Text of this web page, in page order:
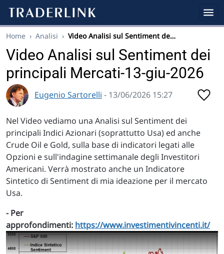
Home › Analisi › Video Analisi sul Sentiment de…
Video Analisi sul Sentiment dei
principali Mercati-13-giu-2026
Eugenio Sartorelli - 13/06/2026 15:27
Nel Video vediamo una Analisi sul Sentiment dei
principali Indici Azionari (soprattutto Usa) ed anche
Crude Oil e Gold, sulla base di indicatori legati alle
Opzioni e sull'indagine settimanale degli Investitori
Americani. Verrà mostrato anche un Indicatore
Sintetico di Sentiment di mia ideazione per il mercato
Usa.
- Per
approfondimenti: https://www.investimentivincenti.it/